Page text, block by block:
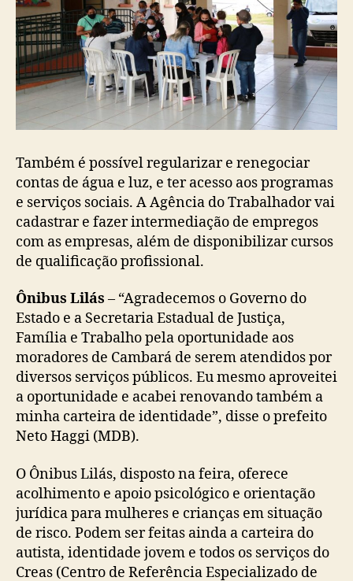
Também é possível regularizar e renegociar
contas de água e luz, e ter acesso aos programas
e serviços sociais. A Agência do Trabalhador vai
cadastrar e fazer intermediação de empregos
com as empresas, além de disponibilizar cursos
de qualificação profissional.
Ônibus Lilás – “Agradecemos o Governo do
Estado e a Secretaria Estadual de Justiça,
Família e Trabalho pela oportunidade aos
moradores de Cambará de serem atendidos por
diversos serviços públicos. Eu mesmo aproveitei
a oportunidade e acabei renovando também a
minha carteira de identidade”, disse o prefeito
Neto Haggi (MDB).
O Ônibus Lilás, disposto na feira, oferece
acolhimento e apoio psicológico e orientação
jurídica para mulheres e crianças em situação
de risco. Podem ser feitas ainda a carteira do
autista, identidade jovem e todos os serviços do
Creas (Centro de Referência Especializado de